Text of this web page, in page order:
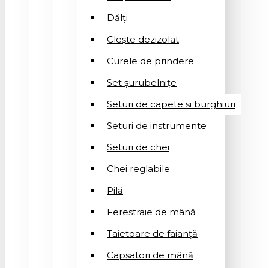
Dălți
Clește dezizolat
Curele de prindere
Set șurubelnițe
Seturi de capete si burghiuri
Seturi de instrumente
Seturi de chei
Chei reglabile
Pilă
Ferestraie de mână
Taietoare de faianță
Capsatori de mână